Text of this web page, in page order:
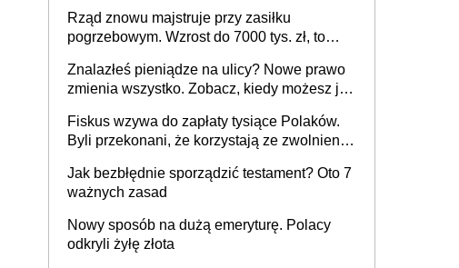
Rząd znowu majstruje przy zasiłku
pogrzebowym. Wzrost do 7000 tys. zł, to
Znalazłeś pieniądze na ulicy? Nowe prawo
zmienia wszystko. Zobacz, kiedy możesz je
Fiskus wzywa do zapłaty tysiące Polaków.
Byli przekonani, że korzystają ze zwolnienia
Jak bezbłędnie sporządzić testament? Oto 7
ważnych zasad
Nowy sposób na dużą emeryturę. Polacy
odkryli żyłę złota